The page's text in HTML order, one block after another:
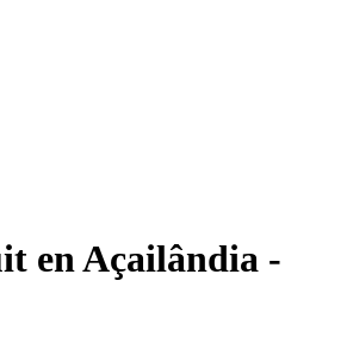
enAçailândia -